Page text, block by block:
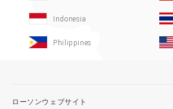
Indonesia
Philippines
ローソンウェブサイト